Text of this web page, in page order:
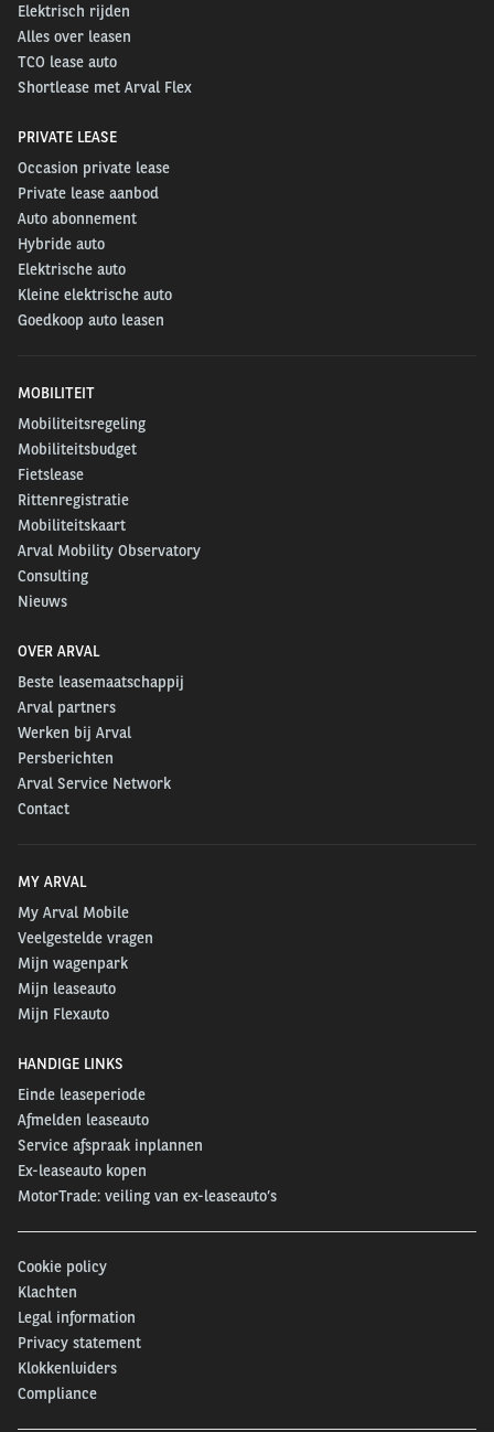
Elektrisch rijden
Alles over leasen
TCO lease auto
Shortlease met Arval Flex
PRIVATE LEASE
Occasion private lease
Private lease aanbod
Auto abonnement
Hybride auto
Elektrische auto
Kleine elektrische auto
Goedkoop auto leasen
MOBILITEIT
Mobiliteitsregeling
Mobiliteitsbudget
Fietslease
Rittenregistratie
Mobiliteitskaart
Arval Mobility Observatory
Consulting
Nieuws
OVER ARVAL
Beste leasemaatschappij
Arval partners
Werken bij Arval
Persberichten
Arval Service Network
Contact
MY ARVAL
My Arval Mobile
Veelgestelde vragen
Mijn wagenpark
Mijn leaseauto
Mijn Flexauto
HANDIGE LINKS
Einde leaseperiode
Afmelden leaseauto
Service afspraak inplannen
Ex-leaseauto kopen
MotorTrade: veiling van ex-leaseauto’s
Cookie policy
Klachten
Legal information
Privacy statement
Klokkenluiders
Compliance